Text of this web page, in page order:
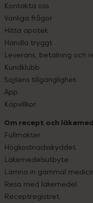
Kontakta oss
Vanliga frågor
Hitta apotek
Handla tryggt
Leverans, betalning och
Kundklubb
Sajtens tillgänglighet
App
Köpvillkor
Om recept och
Fullmakter
Högkostnadsskyddet
Läkemedelsutbyte
Lämna in gammal
Resa med läkemedel
Receptregistret